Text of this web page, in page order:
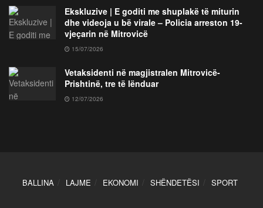
Ekskluzive | E goditi me shuplakë të miturin
dhe videoja u bë virale – Policia arreston 19-
vjeçarin në Mitrovicë
15/07/2026
Vetaksidenti në magjistralen Mitrovicë-
Prishtinë, tre të lënduar
12/07/2026
BALLINA LAJME EKONOMI SHËNDETËSI SPORT